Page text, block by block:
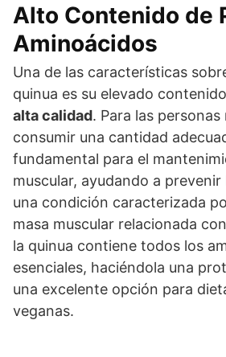
Alto Contenido de
Aminoácidos
Una de las características
quinua es su elevado
alta calidad. Para las personas
consumir una cantidad
fundamental para el
muscular, ayudando a prevenir
una condición caracterizada
masa muscular relacionada
la quinua contiene todos los
esenciales, haciéndola una
una excelente opción para
veganas.